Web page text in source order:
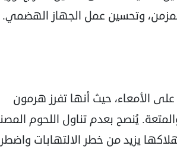
وتحسين عمل الجهاز الهضمي.
على الأمعاء، حيث أنها تفرز هرمون
يُنصح بعدم تناول اللحوم
يزيد من خطر الالتهابات